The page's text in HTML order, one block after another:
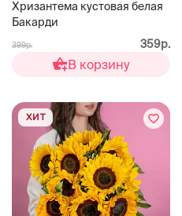
Хризантема кустовая белая
Бакарди
399р. 359р.
В корзину
ХИТ